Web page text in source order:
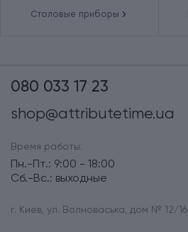
Столовые приборы
080 033 17 23
shop@attributetime.ua
Время работы:
Пн.-Пт.: 9:00 - 18:00
Сб.-Вс.: выходные
г. Киев, ул. Волноваська, дом № 12/16